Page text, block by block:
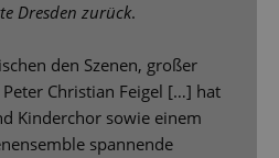
Dresden zurück.
den Szenen, großer
Christian Feigel […] hat
Kinderchor sowie einem
spannende